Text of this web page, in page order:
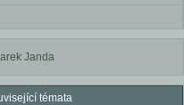
Janda
témata